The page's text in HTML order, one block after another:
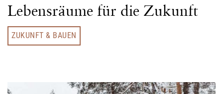
Lebensräume für die Zukunft
ZUKUNFT & BAUEN